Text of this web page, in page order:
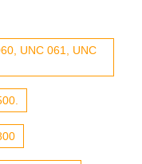
UNC 061, UNC